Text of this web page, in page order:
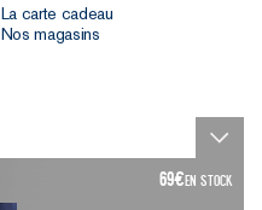
69€EN STOCK
La carte cadeau
Nos magasins